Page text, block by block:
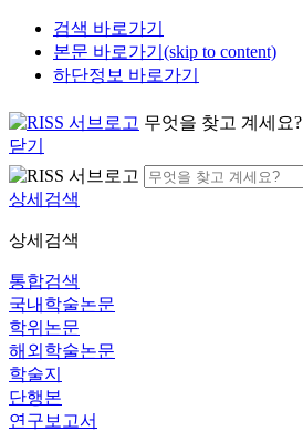
검색 바로가기
본문 바로가기(skip to content)
하단정보 바로가기
무엇을 찾고 계세요?
닫기
상세검색
상세검색
통합검색
국내학술논문
학위논문
해외학술논문
학술지
단행본
연구보고서